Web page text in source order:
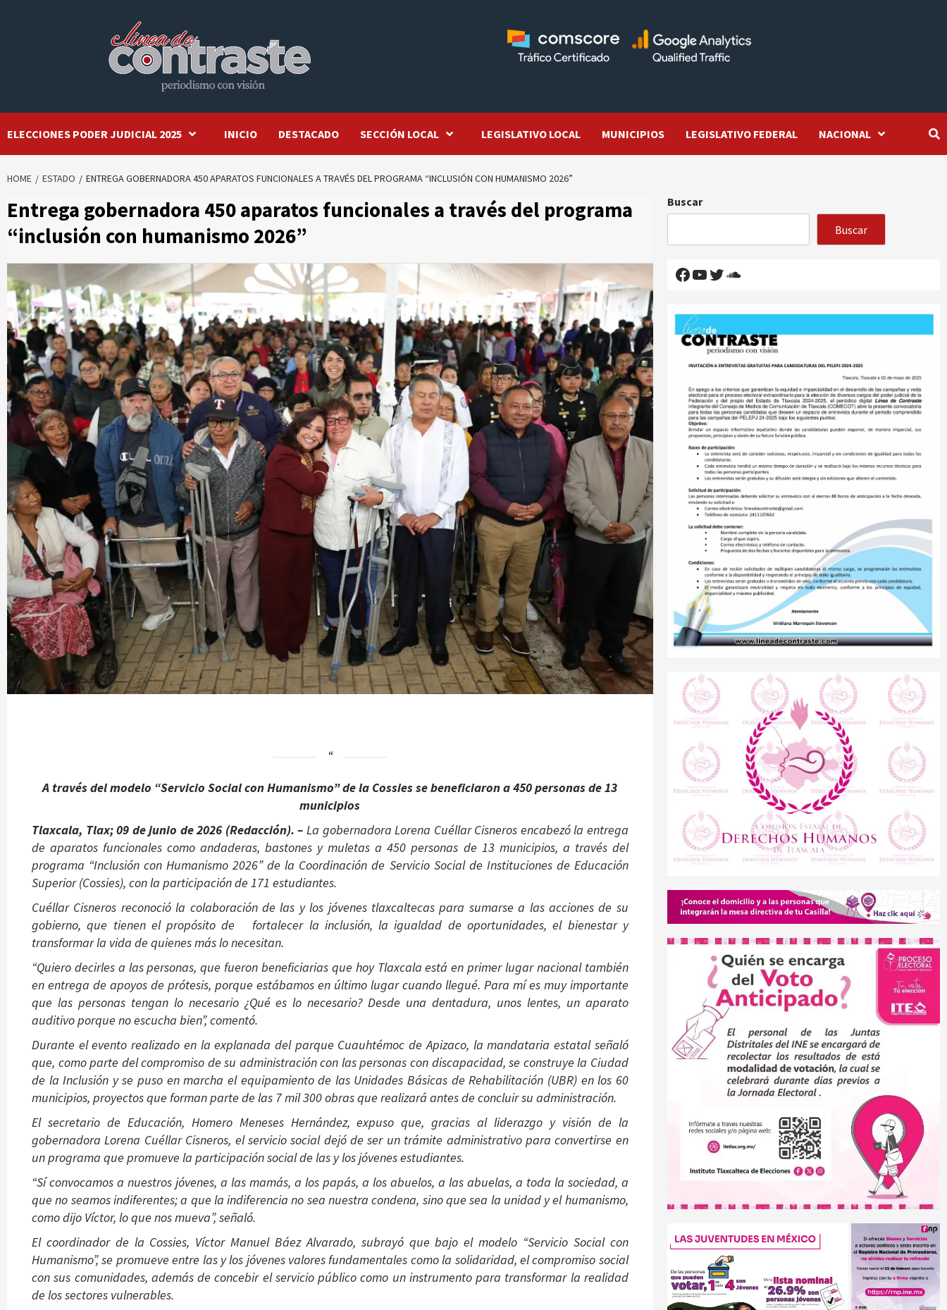
ELECCIONES PODER JUDICIAL 2025 INICIO DESTACADO SECCIÓN LOCAL LEGISLATIVO LOCAL MUNICIPIOS LEGISLATIVO FEDERAL NACIONAL
HOME ESTADO ENTREGA GOBERNADORA 450 APARATOS FUNCIONALES A TRAVÉS DEL PROGRAMA “INCLUSIÓN CON HUMANISMO 2026”
Entrega gobernadora 450 aparatos funcionales a través del programa
“inclusión con humanismo 2026”
A través del modelo “Servicio Social con Humanismo” de la Cossies se beneficiaron a 450 personas de 13
municipios
Tlaxcala, Tlax; 09 de junio de 2026 (Redacción). – La gobernadora Lorena Cuéllar Cisneros encabezó la entrega
de aparatos funcionales como andaderas, bastones y muletas a 450 personas de 13 municipios, a través del
programa “Inclusión con Humanismo 2026” de la Coordinación de Servicio Social de Instituciones de Educación
Superior (Cossies), con la participación de 171 estudiantes.
Cuéllar Cisneros reconoció la colaboración de las y los jóvenes tlaxcaltecas para sumarse a las acciones de su
gobierno, que tienen el propósito de fortalecer la inclusión, la igualdad de oportunidades, el bienestar y
transformar la vida de quienes más lo necesitan.
“Quiero decirles a las personas, que fueron beneficiarias que hoy Tlaxcala está en primer lugar nacional también
en entrega de apoyos de prótesis, porque estábamos en último lugar cuando llegué. Para mí es muy importante
que las personas tengan lo necesario ¿Qué es lo necesario? Desde una dentadura, unos lentes, un aparato
auditivo porque no escucha bien”, comentó.
Durante el evento realizado en la explanada del parque Cuauhtémoc de Apizaco, la mandataria estatal señaló
que, como parte del compromiso de su administración con las personas con discapacidad, se construye la Ciudad
de la Inclusión y se puso en marcha el equipamiento de las Unidades Básicas de Rehabilitación (UBR) en los 60
municipios, proyectos que forman parte de las 7 mil 300 obras que realizará antes de concluir su administración.
El secretario de Educación, Homero Meneses Hernández, expuso que, gracias al liderazgo y visión de la
gobernadora Lorena Cuéllar Cisneros, el servicio social dejó de ser un trámite administrativo para convertirse en
un programa que promueve la participación social de las y los jóvenes estudiantes.
“Sí convocamos a nuestros jóvenes, a las mamás, a los papás, a los abuelos, a las abuelas, a toda la sociedad, a
que no seamos indiferentes; a que la indiferencia no sea nuestra condena, sino que sea la unidad y el humanismo,
como dijo Víctor, lo que nos mueva”, señaló.
El coordinador de la Cossies, Víctor Manuel Báez Alvarado, subrayó que bajo el modelo “Servicio Social con
Humanismo”, se promueve entre las y los jóvenes valores fundamentales como la solidaridad, el compromiso social
con sus comunidades, además de concebir el servicio público como un instrumento para transformar la realidad
de los sectores vulnerables.
Buscar
Buscar
Facebook
YouTube
Twitter
SoundCloud